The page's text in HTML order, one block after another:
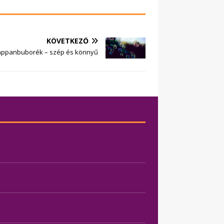
KÖVETKEZŐ
– szép és könnyű